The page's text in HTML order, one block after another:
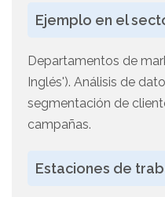
Ejemplo en el
Departamentos de
Inglés'). Análisis de
segmentación de
campañas.
Estaciones de